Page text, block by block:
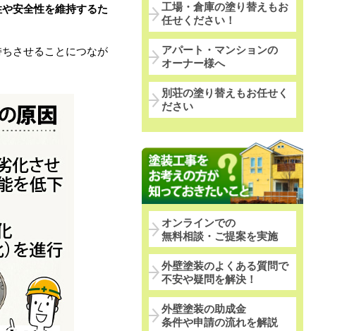
安全性を維持するた
させることにつなが
工場・倉庫の塗り替えもお
任せください！
アパート・マンションの
オーナー様へ
別荘の塗り替えもお任せく
ださい
オンラインでの
無料相談・ご提案を実施
外壁塗装のよくある質問で
不安や疑問を解決！
外壁塗装の助成金
条件や申請の流れを解説